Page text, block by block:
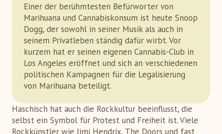
Einer der berühmtesten Befürworter von
Marihuana und Cannabiskonsum ist heute Snoop
Dogg, der sowohl in seiner Musik als auch in
seinem Privatleben ständig dafür wirbt. Vor
kurzem hat er seinen eigenen Cannabis-Club in
Los Angeles eröffnet und sich an verschiedenen
politischen Kampagnen für die Legalisierung
von Marihuana beteiligt.
Haschisch hat auch die Rockkultur beeinflusst, die
selbst ein Symbol für Protest und Freiheit ist. Viele
Rockkünstler wie Jimi Hendrix, The Doors und fast